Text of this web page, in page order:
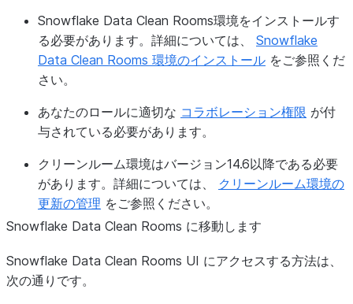
Snowflake Data Clean Rooms環境をインストールす
る必要があります。詳細については、 Snowflake
Data Clean Rooms 環境のインストール をご参照くだ
さい。
あなたのロールに適切な コラボレーション権限 が付
与されている必要があります。
クリーンルーム環境はバージョン14.6以降である必要
があります。詳細については、 クリーンルーム環境の
更新の管理 をご参照ください。
Snowflake Data Clean Rooms に移動します
Snowflake Data Clean Rooms UI にアクセスする方法は、
次の通りです。